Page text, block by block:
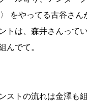
をやってる古谷さん
トは、森井さんって
んでて。
ストの流れは金澤も